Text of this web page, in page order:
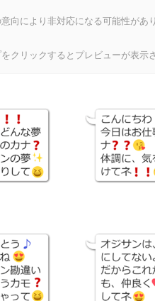
向により非対応になる可能性があ
クリックするとプレビューが表示